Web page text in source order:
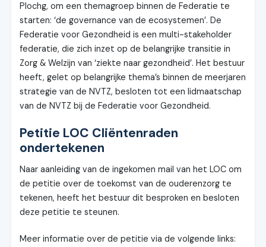
Plochg, om een themagroep binnen de Federatie te
starten: ‘de governance van de ecosystemen’. De
Federatie voor Gezondheid is een multi-stakeholder
federatie, die zich inzet op de belangrijke transitie in
Zorg & Welzijn van ‘ziekte naar gezondheid’. Het bestuur
heeft, gelet op belangrijke thema’s binnen de meerjaren
strategie van de NVTZ, besloten tot een lidmaatschap
van de NVTZ bij de Federatie voor Gezondheid.
Petitie LOC Cliëntenraden
ondertekenen
Naar aanleiding van de ingekomen mail van het LOC om
de petitie over de toekomst van de ouderenzorg te
tekenen, heeft het bestuur dit besproken en besloten
deze petitie te steunen.
Meer informatie over de petitie via de volgende links: